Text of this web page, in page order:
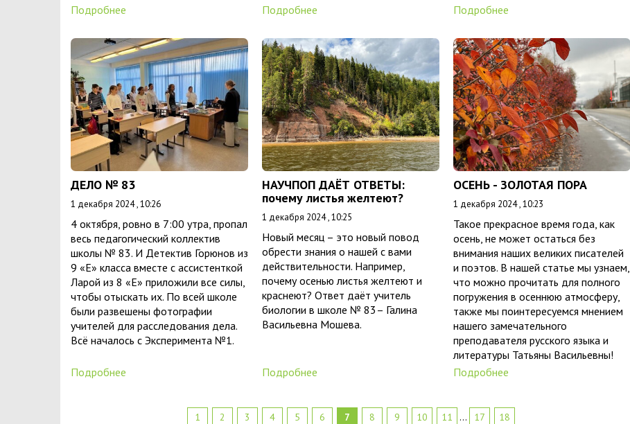
Подробнее
Подробнее
Подробнее
ДЕЛО № 83
1 декабря 2024 , 10:26
4 октября, ровно в 7:00 утра, пропал
весь педагогический коллектив
школы № 83. И Детектив Горюнов из
9 «Е» класса вместе с ассистенткой
Ларой из 8 «Е» приложили все силы,
чтобы отыскать их. По всей школе
были развешены фотографии
учителей для расследования дела.
Всё началось с Эксперимента №1.
Подробнее
НАУЧПОП ДАЁТ ОТВЕТЫ:
почему листья желтеют?
1 декабря 2024 , 10:25
Новый месяц – это новый повод
обрести знания о нашей с вами
действительности. Например,
почему осенью листья желтеют и
краснеют? Ответ даёт учитель
биологии в школе № 83­­– Галина
Васильевна Мошева.
Подробнее
ОСЕНЬ - ЗОЛОТАЯ ПОРА
1 декабря 2024 , 10:23
Такое прекрасное время года, как
осень, не может остаться без
внимания наших великих писателей
и поэтов. В нашей статье мы узнаем,
что можно прочитать для полного
погружения в осеннюю атмосферу,
также мы поинтересуемся мнением
нашего замечательного
преподавателя русского языка и
литературы Татьяны Васильевны!
Подробнее
1 2 3 4 5 6 7 8 9 10 11 ... 17 18